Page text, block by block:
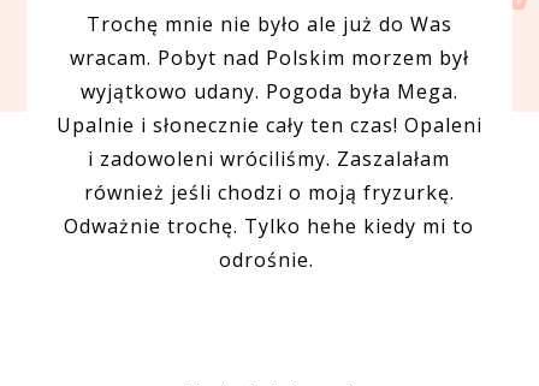
Trochę mnie nie było ale już do Was
wracam. Pobyt nad Polskim morzem był
wyjątkowo udany. Pogoda była Mega.
Upalnie i słonecznie cały ten czas! Opaleni
i zadowoleni wróciliśmy. Zaszalałam
również jeśli chodzi o moją fryzurkę.
Odważnie trochę. Tylko hehe kiedy mi to
odrośnie.